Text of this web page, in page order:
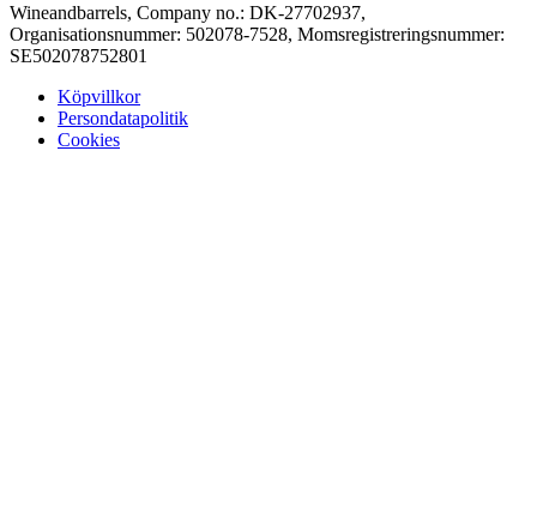
Wineandbarrels, Company no.: DK-27702937,
Organisationsnummer: 502078-7528, Momsregistreringsnummer:
SE502078752801
Köpvillkor
Persondatapolitik
Cookies